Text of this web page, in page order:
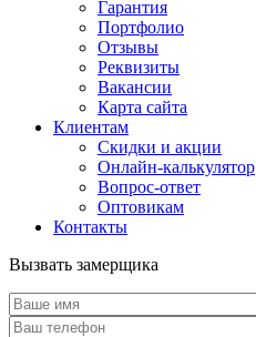
Гарантия
Портфолио
Отзывы
Реквизиты
Вакансии
Карта сайта
Клиентам
Скидки и акции
Онлайн-калькулятор
Вопрос-ответ
Оптовикам
Контакты
Вызвать замерщика